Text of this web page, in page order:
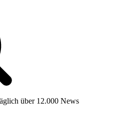
über 12.000 News